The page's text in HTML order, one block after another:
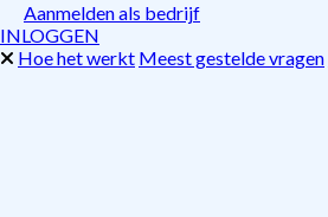
Aanmelden als bedrijf
INLOGGEN
Hoe het werkt Meest gestelde vragen